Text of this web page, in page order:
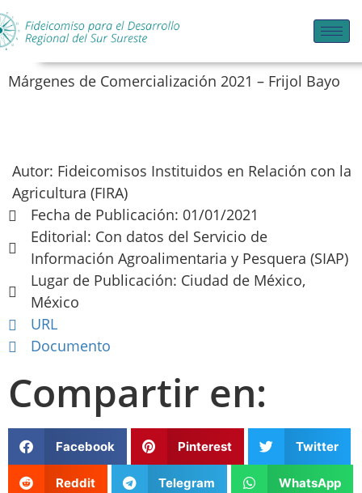
Márgenes de Comercialización 2021 – Frijol Bayo
Autor: Fideicomisos Instituidos en Relación con la
Agricultura (FIRA)
Fecha de Publicación: 01/01/2021
Editorial: Con datos del Servicio de
Información Agroalimentaria y Pesquera (SIAP)
Lugar de Publicación: Ciudad de México,
México
URL
Documento
Compartir en:
Facebook Pinterest Twitter
Reddit Telegram WhatsApp